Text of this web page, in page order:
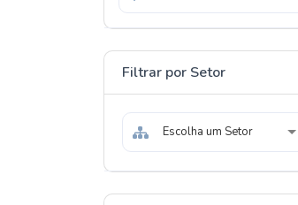
Filtrar por Setor
Escolha um Setor